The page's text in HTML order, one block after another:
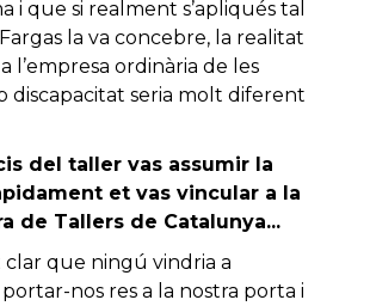
i que si realment s’apliqués tal
la va concebre, la realitat
l’empresa ordinària de les
discapacitat seria molt diferent
del taller vas assumir la
et vas vincular a la
de Tallers de Catalunya...
clar que ningú vindria a
nos res a la nostra porta i